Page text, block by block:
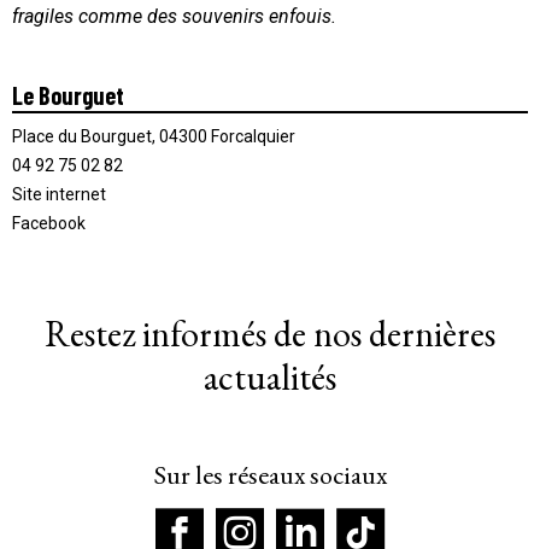
fragiles comme des souvenirs enfouis.
Le Bourguet
Place du Bourguet, 04300 Forcalquier
04 92 75 02 82
Site internet
Facebook
Restez informés de nos dernières
actualités
Sur les réseaux sociaux